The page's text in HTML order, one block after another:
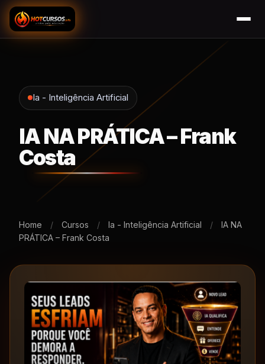
Ia - Inteligência Artificial
IA NA PRÁTICA – Frank
Costa
Home / Cursos / Ia - Inteligência Artificial /
IA NA
PRÁTICA – Frank Costa